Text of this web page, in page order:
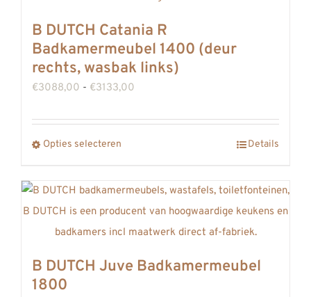
variaties.
Deze
optie
gekozen
B DUTCH Catania R
Badkamermeubel 1400 (deur
rechts, wasbak links)
€3088,00 - €3133,00
Opties selecteren
heeft
meerdere
variaties.
optie
Details
B DUTCH Juve Badkamermeubel
1800